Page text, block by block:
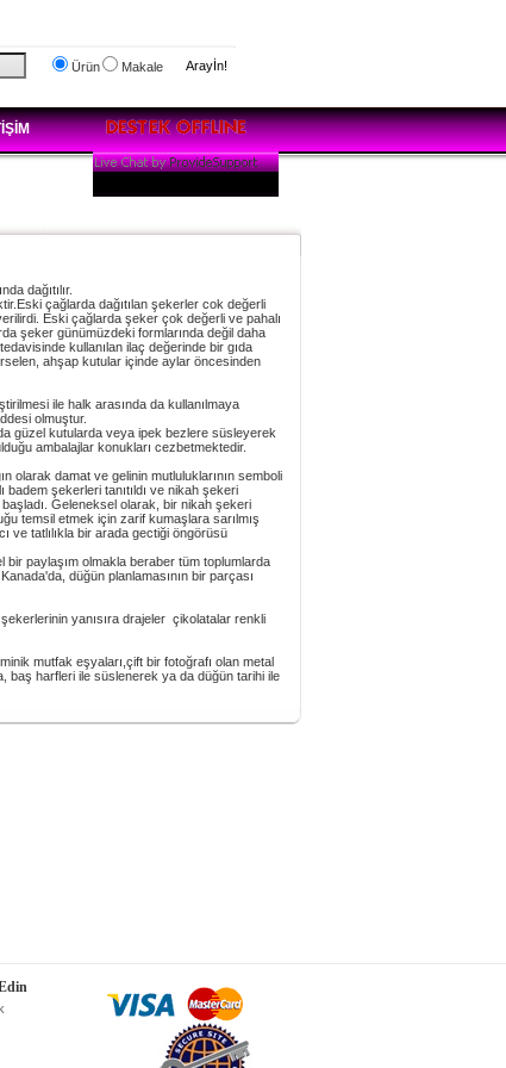
Ürün Makale Arayİn!
dağıtılır.
çağlarda dağıtılan şekerler cok değerli
Eski çağlarda şeker çok değerli ve pahalı
şeker günümüzdeki formlarında değil daha
kullanılan ilaç değerinde bir gıda
ahşap kutular içinde aylar öncesinden
ile halk arasında da kullanılmaya
olmuştur.
güzel kutularda veya ipek bezlere süsleyerek
ambalajlar konukları cezbetmektedir.
olarak damat ve gelinin mutluluklarının semboli
şekerleri tanıtıldı ve nikah şekeri
Geleneksel olarak, bir nikah şekeri
temsil etmek için zarif kumaşlara sarılmış
ve tatlılıkla bir arada gectiği öngörüsü
bir paylaşım olmakla beraber tüm toplumlarda
düğün planlamasının bir parçası
yanısıra drajeler çikolatalar renkli
mutfak eşyaları,çift bir fotoğrafı olan metal
baş harfleri ile süslenerek ya da düğün tarihi ile